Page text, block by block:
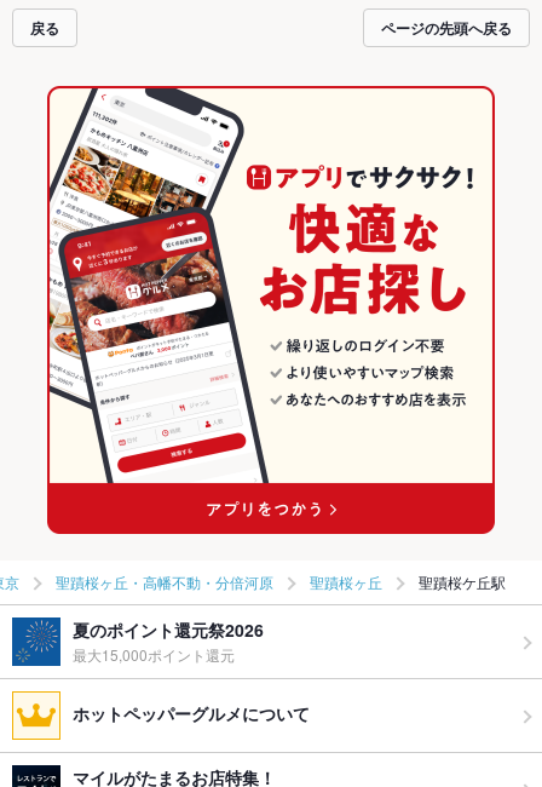
なネット予約が使えるお店も拡大中です。友達どうしの飲み会にも、会社の宴
会にも、デートやパーティにもお得に便利にホットペッパーグルメをご利用く
ださい。
戻る ページの先頭へ戻る
京 聖蹟桜ヶ丘・高幡不動・分倍河原 聖蹟桜ヶ丘 聖蹟桜ケ丘駅
夏のポイント還元祭2026
最大15,000ポイント還元
ホットペッパーグルメについて
マイルがたまるお店特集！